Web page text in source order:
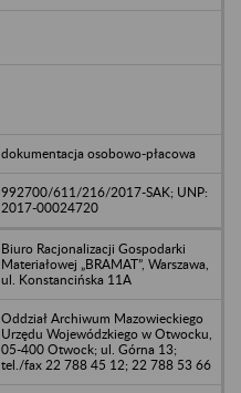
dokumentacja osobowo-płacowa
992700/611/216/2017-SAK; UNP:
2017-00024720
Biuro Racjonalizacji Gospodarki
Materiałowej „BRAMAT”, Warszawa,
ul. Konstancińska 11A
Oddział Archiwum Mazowieckiego
Urzędu Wojewódzkiego w Otwocku,
05-400 Otwock; ul. Górna 13;
tel./fax 22 788 45 12; 22 788 53 66